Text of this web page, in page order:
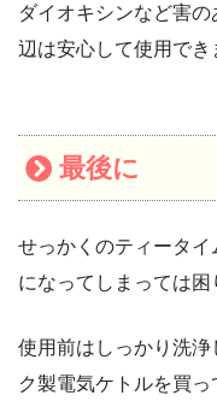
ダイオキシンなど害
辺は安心して使用でき
最後に
せっかくのティータ
になってしまっては困
使用前はしっかり洗
ク製電気ケトルを買